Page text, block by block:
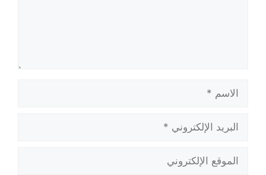
الإلكتروني
الإلكتروني